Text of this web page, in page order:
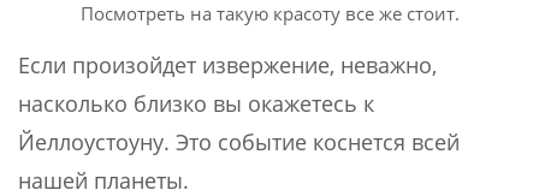
Посмотреть на такую красоту все же стоит.
Если произойдет извержение, неважно,
насколько близко вы окажетесь к
Йеллоустоуну. Это событие коснется всей
нашей планеты.